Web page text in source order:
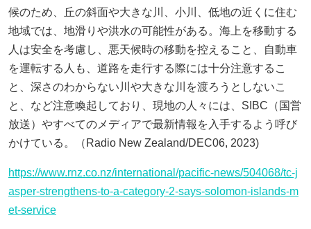
候のため、丘の斜面や大きな川、小川、低地の近くに住む
地域では、地滑りや洪水の可能性がある。海上を移動する
人は安全を考慮し、悪天候時の移動を控えること、自動車
を運転する人も、道路を走行する際には十分注意するこ
と、深さのわからない川や大きな川を渡ろうとしないこ
と、など注意喚起しており、現地の人々には、SIBC（国営
放送）やすべてのメディアで最新情報を入手するよう呼び
かけている。（Radio New Zealand/DEC06, 2023)
https://www.rnz.co.nz/international/pacific-news/504068/tc-j
asper-strengthens-to-a-category-2-says-solomon-islands-m
et-service